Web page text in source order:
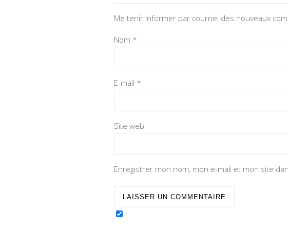
Me tenir informer par courriel des nouveaux
Nom *
E-mail *
Site web
Enregistrer mon nom, mon e-mail et mon site